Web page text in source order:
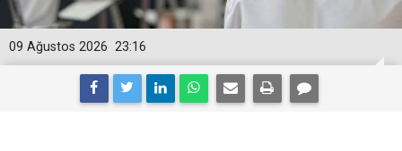
23:16
09 Ağustos 2026